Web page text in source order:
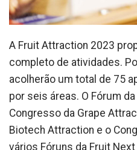
A Fruit Attraction 2023
completo de atividades.
acolherão um total de 75
por seis áreas. O Fórum
Congresso da Grape
Biotech Attraction e o
vários Fóruns da Fruit